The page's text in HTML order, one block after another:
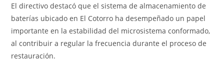
El directivo destacó que el sistema de almacenamiento de
baterías ubicado en El Cotorro ha desempeñado un papel
importante en la estabilidad del microsistema conformado,
al contribuir a regular la frecuencia durante el proceso de
restauración.